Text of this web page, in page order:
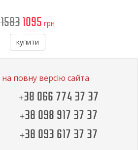
15831095 грн
купити
повну версію сайта
+38 066 774 37 37
+38 098 917 37 37
+38 093 617 37 37